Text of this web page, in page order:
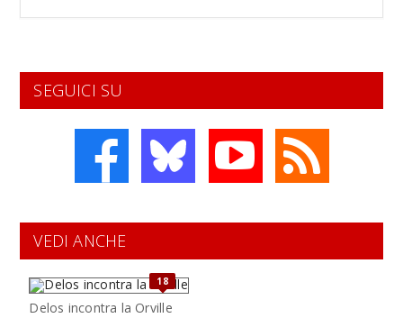
SEGUICI SU
VEDI ANCHE
18
Delos incontra la Orville